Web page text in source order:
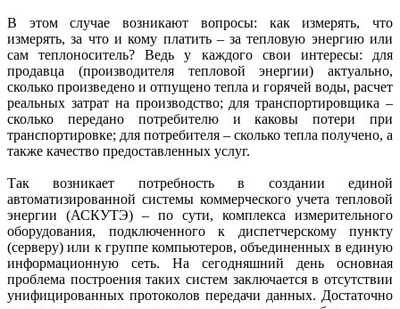
В этом случае возникают вопросы: как измерять, что
измерять, за что и кому платить – за тепловую энергию или
сам теплоноситель? Ведь у каждого свои интересы: для
продавца (производителя тепловой энергии) актуально,
сколько произведено и отпущено тепла и горячей воды, расчет
реальных затрат на производство; для транспортировщика –
сколько передано потребителю и каковы потери при
транспортировке; для потребителя – сколько тепла получено, а
также качество предоставленных услуг.
Так возникает потребность в создании единой
автоматизированной системы коммерческого учета тепловой
энергии (АСКУТЭ) – по сути, комплекса измерительного
оборудования, подключенного к диспетчерскому пунк­ту
(серверу) или к группе компьютеров, объединенных в единую
информационную сеть. На сегодняшний день основная
проблема построения таких систем заключается в отсутствии
унифицированных протоколов передачи данных. Достаточно